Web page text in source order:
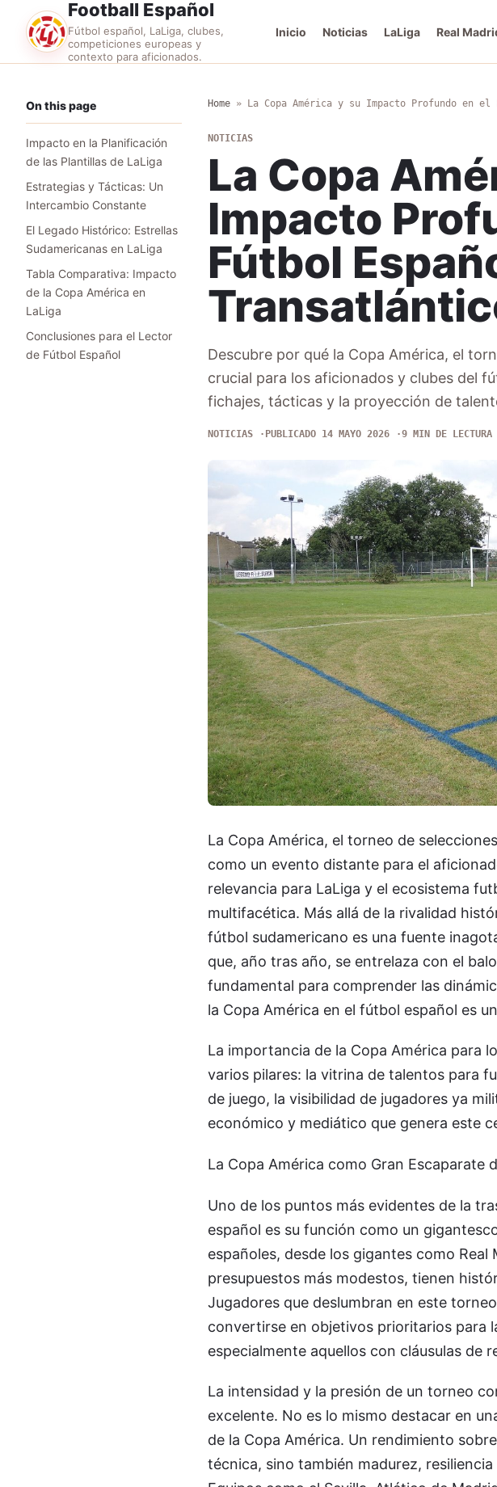
Football Español
Fútbol español, LaLiga, clubes,
competiciones europeas y
contexto para aficionados.
Inicio Noticias LaLiga Real
On this page
Impacto en la Planificación
de las Plantillas de LaLiga
Estrategias y Tácticas: Un
Intercambio Constante
El Legado Histórico: Estrellas
Sudamericanas en LaLiga
Tabla Comparativa: Impacto
de la Copa América en
LaLiga
Conclusiones para el Lector
de Fútbol Español
Home» La Copa América y su Impacto Profundo en
NOTICIAS
La Copa
Impacto
Fútbol
Descubre por qué la Copa América, el
crucial para los aficionados y clubes del
fichajes, tácticas y la proyección de
NOTICIAS PUBLICADO 14 MAYO 2026 9 MIN DE LECTURA
La Copa América, el torneo de
como un evento distante para el
relevancia para LaLiga y el ecosistema
multifacética. Más allá de la rivalidad
fútbol sudamericano es una fuente
que, año tras año, se entrelaza con el
fundamental para comprender las
la Copa América en el fútbol español es
La importancia de la Copa América para
varios pilares: la vitrina de talentos para
de juego, la visibilidad de jugadores ya
económico y mediático que genera este
La Copa América como Gran Escaparate
Uno de los puntos más evidentes de la
español es su función como un
españoles, desde los gigantes como
presupuestos más modestos, tienen
Jugadores que deslumbran en este
convertirse en objetivos prioritarios para
especialmente aquellos con cláusulas de
La intensidad y la presión de un torneo
excelente. No es lo mismo destacar en
de la Copa América. Un rendimiento
técnica, sino también madurez,